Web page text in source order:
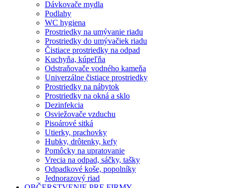
Dávkovače mydla
Podlahy
WC hygiena
Prostriedky na umývanie riadu
Prostriedky do umývačiek riadu
Čistiace prostriedky na odpad
Kuchyňa, kúpeľňa
Odstraňovače vodného kameňa
Univerzálne čistiace prostriedky
Prostriedky na nábytok
Prostriedky na okná a sklo
Dezinfekcia
Osviežovače vzduchu
Pisoárové sitká
Utierky, prachovky
Hubky, drôtenky, kefy
Pomôcky na upratovanie
Vrecia na odpad, sáčky, tašky
Odpadkové koše, popolníky
Jednorazový riad